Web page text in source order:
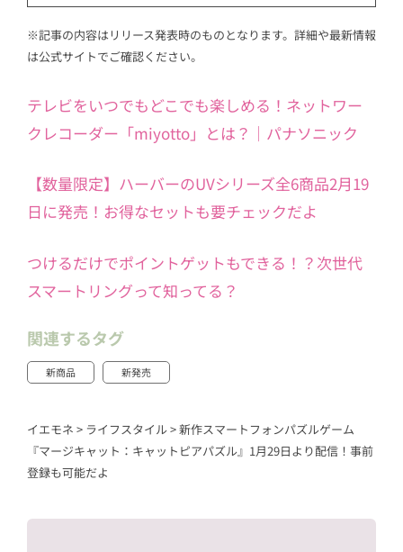
※記事の内容はリリース発表時のものとなります。詳細や最新情報
は公式サイトでご確認ください。
テレビをいつでもどこでも楽しめる！ネットワー
クレコーダー「miyotto」とは？｜パナソニック
【数量限定】ハーバーのUVシリーズ全6商品2月19
日に発売！お得なセットも要チェックだよ
つけるだけでポイントゲットもできる！？次世代
スマートリングって知ってる？
関連するタグ
新商品 新発売
イエモネ > ライフスタイル>新作スマートフォンパズルゲーム
『マージキャット：キャットピアパズル』1月29日より配信！事前
登録も可能だよ